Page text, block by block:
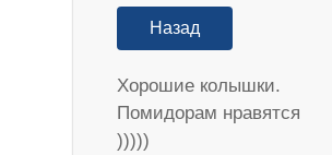
Назад
Хорошие колышки.
Помидорам нравятся
)))))